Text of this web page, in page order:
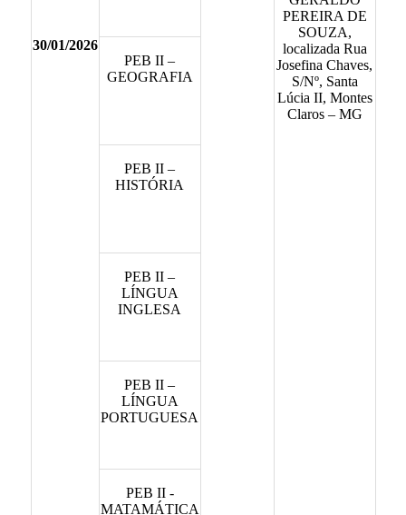
30/01/2026
PEREIRA DE
SOUZA,
localizada Rua
Josefina Chaves,
S/Nº, Santa
Lúcia II, Montes
Claros – MG
PEB II –
GEOGRAFIA
PEB II –
HISTÓRIA
PEB II –
LÍNGUA
INGLESA
PEB II –
LÍNGUA
PORTUGUESA
PEB II -
MATAMÁTICA